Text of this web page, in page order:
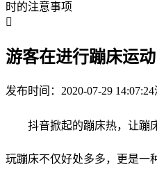
时的注意事项

游客在进行蹦床运
发布时间： 2020-07-29 14:07:24
抖音掀起的蹦床热，让蹦
玩蹦床不仅好处多多，更是一